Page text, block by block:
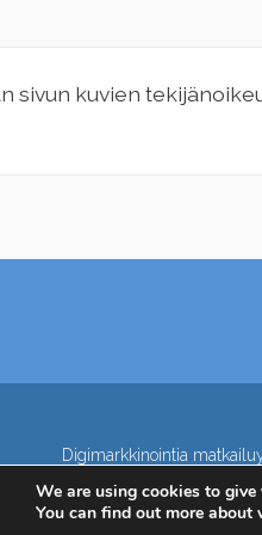
sivun kuvien
Digimarkkinointia
We are using cookies to
You can find out more